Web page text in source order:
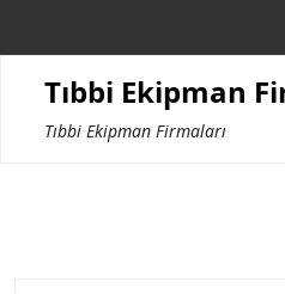
Tıbbi Ekipman
Tıbbi Ekipman Firmaları